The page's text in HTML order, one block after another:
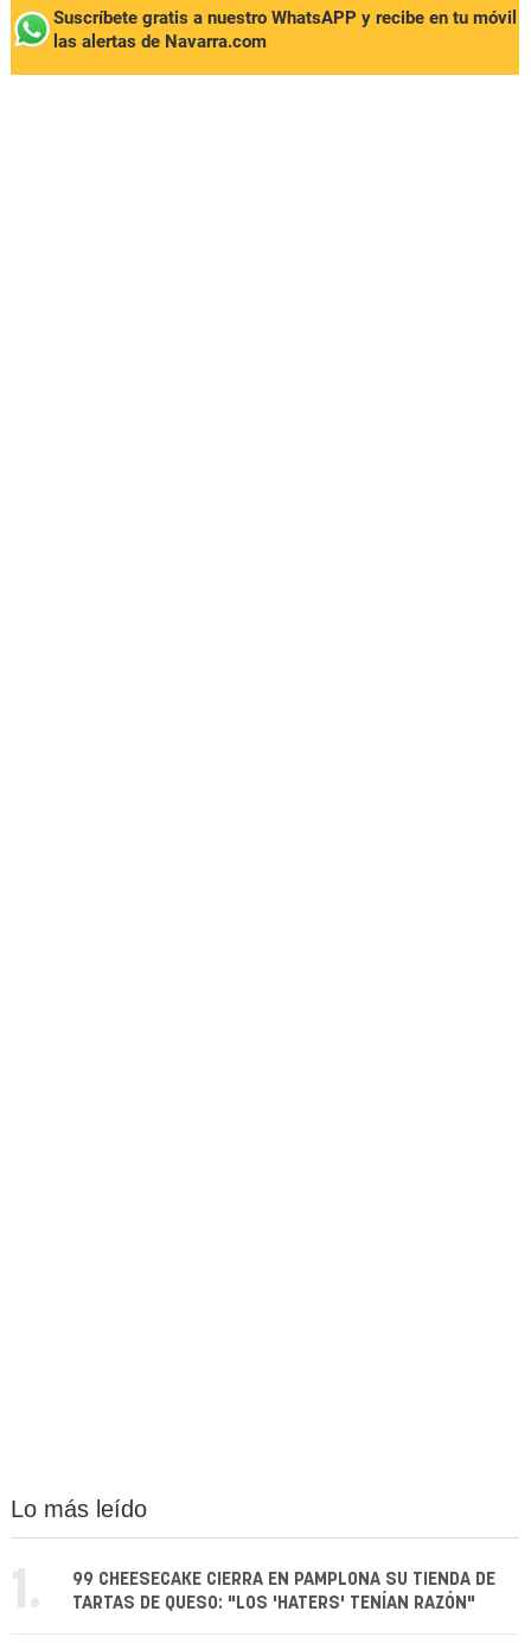
Suscríbete gratis a nuestro WhatsAPP y recibe en tu móvil
las alertas de Navarra.com
Lo más leído
1.
99 CHEESECAKE CIERRA EN PAMPLONA SU TIENDA DE
TARTAS DE QUESO: "LOS 'HATERS' TENÍAN RAZÓN"